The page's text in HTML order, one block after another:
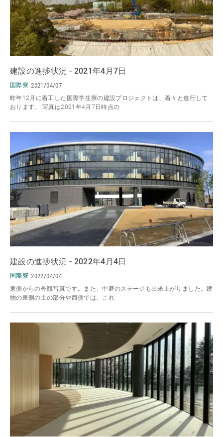
建設の進捗状況 - 2021年4月7日
国際寮 2021/04/07
昨年12月に着工した国際学生寮の建設プロジェクトは、着々と進行して
おります。 写真は2021年4月7日時点の
建設の進捗状況 - 2022年4月4日
国際寮 2022/04/04
東側からの外観写真です。また、中庭のステージも出来上がりました。建
物の東側の土の部分や西側では、これ